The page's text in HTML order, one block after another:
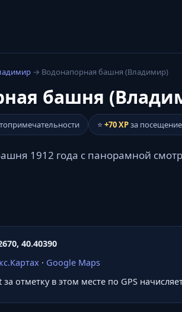
→ Водонапорная башня (Владимир)
башня
⭐ +70 XPза
1912 года с панорамной
40.40390
· Google Maps
отметку в этом месте по GPS